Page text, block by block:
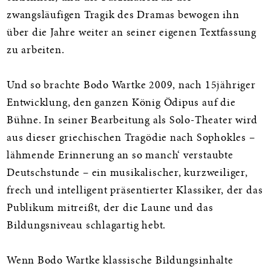
zwangsläufigen Tragik des Dramas bewogen ihn
über die Jahre weiter an seiner eigenen Textfassung
zu arbeiten.
Und so brachte Bodo Wartke 2009, nach 15jähriger
Entwicklung, den ganzen König Ödipus auf die
Bühne. In seiner Bearbeitung als Solo-Theater wird
aus dieser griechischen Tragödie nach Sophokles –
lähmende Erinnerung an so manch‘ verstaubte
Deutschstunde – ein musikalischer, kurzweiliger,
frech und intelligent präsentierter Klassiker, der das
Publikum mitreißt, der die Laune und das
Bildungsniveau schlagartig hebt.
Wenn Bodo Wartke klassische Bildungsinhalte